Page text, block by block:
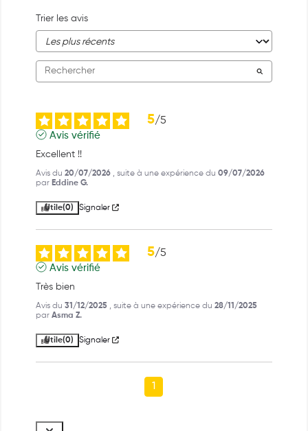
Trier les avis
5/5
Avis vérifié
Excellent !!
Avis du 20/07/2026 , suite à une expérience du 09/07/2026
par Eddine G.
Utile(0) Signaler
5/5
Avis vérifié
Très bien
Avis du 31/12/2025 , suite à une expérience du 28/11/2025
par Asma Z.
Utile(0) Signaler
1